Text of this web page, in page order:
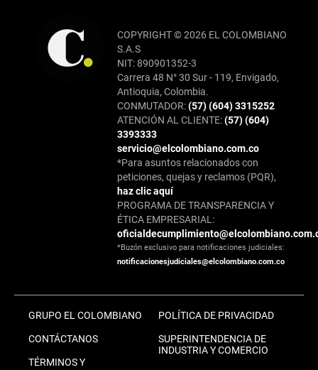
COPYRIGHT © 2026 EL COLOMBIANO
S.A.S
NIT: 890901352-3
Carrera 48 N° 30 Sur - 119, Envigado,
Antioquia, Colombia.
CONMUTADOR:(57) (604) 3315252
ATENCIÓN AL CLIENTE:(57) (604)
3393333
servicio@elcolombiano.com.co
*Para asuntos relacionados con
peticiones, quejas y reclamos (PQR),
haz clic aquí
PROGRAMA DE TRANSPARENCIA Y
ÉTICA EMPRESARIAL:
*Buzón exclusivo para notificaciones judiciales:
notificacionesjudiciales@elcolombiano.com.co
GRUPO EL COLOMBIANO
CONTÁCTANOS
TÉRMINOS Y
POLÍTICA DE PRIVACIDAD
SUPERINTENDENCIA DE
INDUSTRIA Y COMERCIO